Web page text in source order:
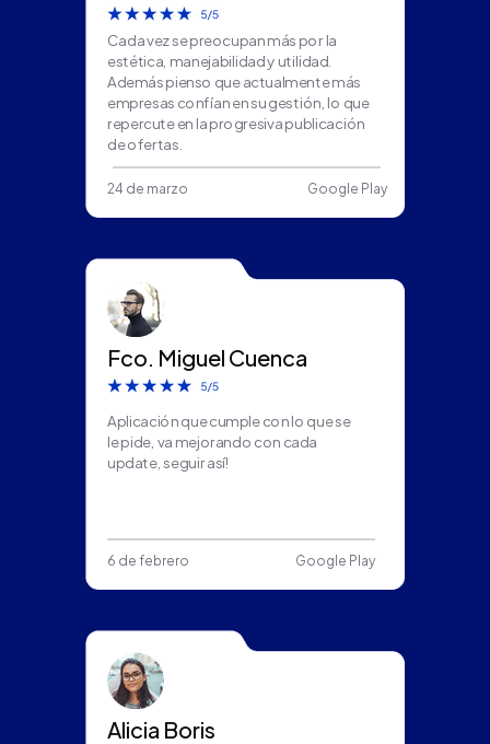
Cada vez se preocupan más por la
estética, manejabilidad y utilidad.
Además pienso que actualmente más
empresas confían en su gestión, lo que
repercute en la progresiva publicación
de ofertas.
24 de marzo Google Play
Fco. Miguel Cuenca
Aplicación que cumple con lo que se
le pide, va mejorando con cada
update, seguir así!
6 de febrero Google Play
Alicia Boris